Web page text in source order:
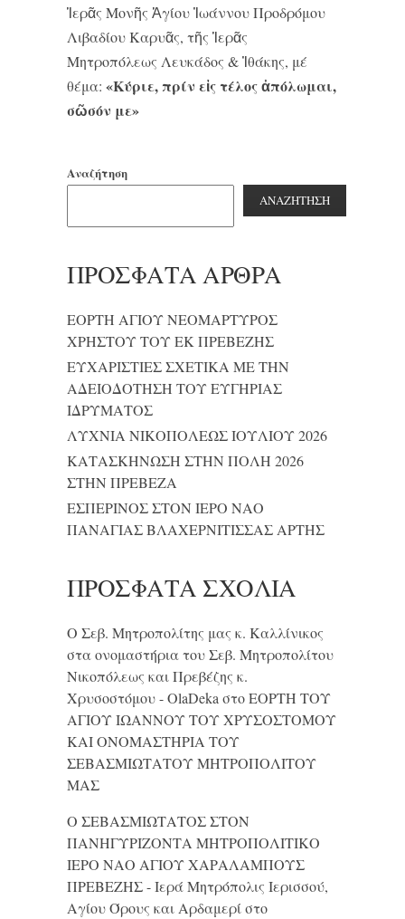
Ἱερᾶς Μονῆς Ἁγίου Ἰωάννου Προδρόμου
Λιβαδίου Καρυᾶς, τῆς Ἱερᾶς
Μητροπόλεως Λευκάδος & Ἰθάκης, μέ
θέμα: «Κύριε, πρίν εἰς τέλος ἀπόλωμαι,
σῶσόν με»
Αναζήτηση
ΑΝΑΖΉΤΗΣΗ
ΠΡΌΣΦΑΤΑ ΆΡΘΡΑ
ΕΟΡΤΗ ΑΓΙΟΥ ΝΕΟΜΑΡΤΥΡΟΣ
ΧΡΗΣΤΟΥ ΤΟΥ ΕΚ ΠΡΕΒΕΖΗΣ
ΕΥΧΑΡΙΣΤΙΕΣ ΣΧΕΤΙΚΑ ΜΕ ΤΗΝ
ΑΔΕΙΟΔΟΤΗΣΗ ΤΟΥ ΕΥΓΗΡΙΑΣ
ΙΔΡΥΜΑΤΟΣ
ΛΥΧΝΙΑ ΝΙΚΟΠΟΛΕΩΣ ΙΟΥΛΙΟΥ 2026
ΚΑΤΑΣΚΗΝΩΣΗ ΣΤΗΝ ΠΟΛΗ 2026
ΣΤΗΝ ΠΡΕΒΕΖΑ
ΕΣΠΕΡΙΝΟΣ ΣΤΟΝ ΙΕΡΟ ΝΑΟ
ΠΑΝΑΓΙΑΣ ΒΛΑΧΕΡΝΙΤΙΣΣΑΣ ΑΡΤΗΣ
ΠΡΌΣΦΑΤΑ ΣΧΌΛΙΑ
Ο Σεβ. Μητροπολίτης μας κ. Καλλίνικος
στα ονομαστήρια του Σεβ. Μητροπολίτου
Νικοπόλεως και Πρεβέζης κ.
Χρυσοστόμου - OlaDekaστοΕΟΡΤΗ ΤΟΥ
ΑΓΙΟΥ ΙΩΑΝΝΟΥ ΤΟΥ ΧΡΥΣΟΣΤΟΜΟΥ
ΚΑΙ ONΟΜΑΣΤΗΡΙΑ ΤΟΥ
ΣΕΒΑΣΜΙΩΤΑΤΟΥ ΜΗΤΡΟΠΟΛΙΤΟΥ
ΜΑΣ
Ο ΣΕΒΑΣΜΙΩΤΑΤΟΣ ΣΤΟΝ
ΠΑΝΗΓΥΡΙΖΟΝΤΑ ΜΗΤΡΟΠΟΛΙΤΙΚΟ
ΙΕΡΟ ΝΑΟ ΑΓΙΟΥ ΧΑΡΑΛΑΜΠΟΥΣ
ΠΡΕΒΕΖΗΣ - Ιερά Μητρόπολις Ιερισσού,
Αγίου Όρους και Αρδαμερίστο